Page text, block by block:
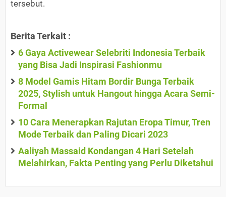
tersebut.
Berita Terkait :
6 Gaya Activewear Selebriti Indonesia Terbaik
yang Bisa Jadi Inspirasi Fashionmu
8 Model Gamis Hitam Bordir Bunga Terbaik
2025, Stylish untuk Hangout hingga Acara Semi-
Formal
10 Cara Menerapkan Rajutan Eropa Timur, Tren
Mode Terbaik dan Paling Dicari 2023
Aaliyah Massaid Kondangan 4 Hari Setelah
Melahirkan, Fakta Penting yang Perlu Diketahui